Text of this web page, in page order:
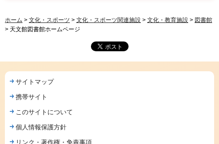
ホーム > 文化・スポーツ > 文化・スポーツ関連施設 > 文化・教育施設 > 図書館
> 天文館図書館ホームページ
サイトマップ
携帯サイト
このサイトについて
個人情報保護方針
リンク・著作権・免責事項